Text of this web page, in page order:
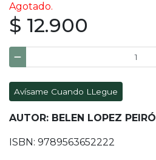
Agotado.
$ 12.900
Avísame Cuando LLegue
AUTOR: BELEN LOPEZ PEIRÓ
ISBN: 9789563652222